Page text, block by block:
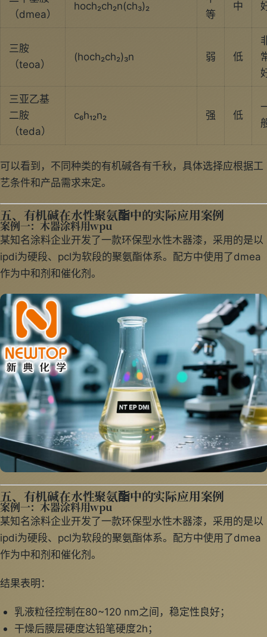
（dmea）
hoch₂ch₂n(ch₃)₂
等
中
三胺
（teoa）
(hoch₂ch₂)₃n 弱 低
三亚乙基
二胺
（teda）
c₆h₁₂n₂ 强 低
可以看到，不同种类的有机碱各有千秋，具体选择应根据工
艺条件和产品需求来定。
五、有机碱在水性聚氨酯中的实际应用案例
案例一：木器涂料用wpu
某知名涂料企业开发了一款环保型水性木器漆，采用的是以
ipdi为硬段、pcl为软段的聚氨酯体系。配方中使用了dmea
作为中和剂和催化剂。
五、有机碱在水性聚氨酯中的实际应用案例
案例一：木器涂料用wpu
某知名涂料企业开发了一款环保型水性木器漆，采用的是以
ipdi为硬段、pcl为软段的聚氨酯体系。配方中使用了dmea
作为中和剂和催化剂。
结果表明：
乳液粒径控制在80~120 nm之间，稳定性良好；
干燥后膜层硬度达铅笔硬度2h；